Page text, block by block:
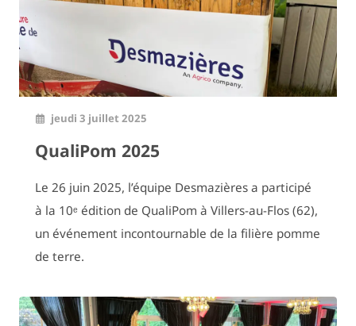
jeudi 3 juillet 2025
QualiPom 2025
Le 26 juin 2025, l’équipe Desmazières a participé
à la 10ᵉ édition de QualiPom à Villers-au-Flos (62),
un événement incontournable de la filière pomme
de terre.